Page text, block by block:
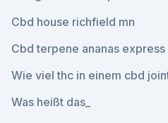
Cbd house richfield mn
Cbd terpene ananas
Wie viel thc in einem cbd
Was heißt das_